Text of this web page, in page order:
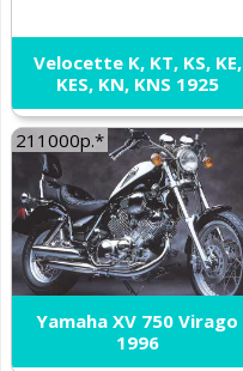
Velocette K, KT, KS, KE,
KES, KN, KNS 1925
211000р.*
Yamaha XV 750 Virago
1996